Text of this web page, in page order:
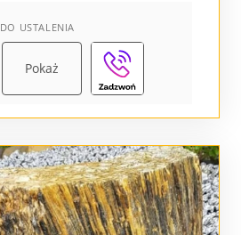
DO USTALENIA
Pokaż